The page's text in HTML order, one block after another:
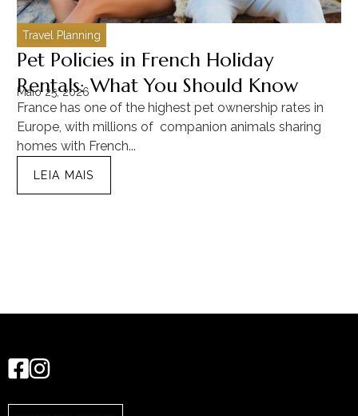
Travel Planning
Pet Policies in French Holiday
Rentals: What You Should Know
Maio 25, 2026
France has one of the highest pet ownership rates in
Europe, with millions of companion animals sharing
homes with French...
LEIA MAIS